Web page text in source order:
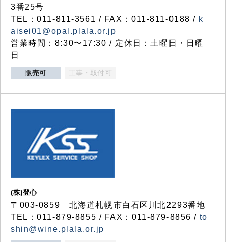
3番25号
TEL：011-811-3561 / FAX：011-811-0188 / k
aisei01@opal.plala.or.jp
営業時間：8:30〜17:30 / 定休日：土曜日・日曜
日
販売可 工事・取付可
(株)登心
〒003-0859 北海道札幌市白石区川北2293番地
TEL：011-879-8855 / FAX：011-879-8856 / to
shin@wine.plala.or.jp